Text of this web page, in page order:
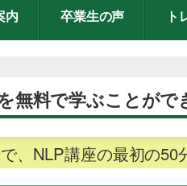
内 卒業生の声 ト
無料で学ぶことがで
、NLP講座の最初の50